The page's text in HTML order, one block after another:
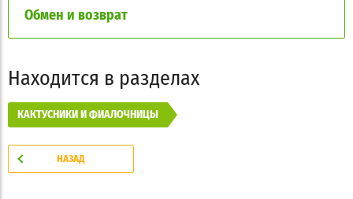
Обмен и возврат
Находится в разделах
КАКТУСНИКИ И ФИАЛОЧНИЦЫ
НАЗАД